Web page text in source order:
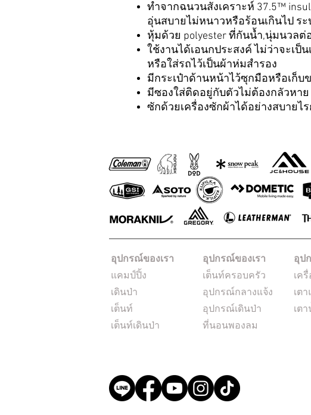
ทำจากฉนวนสังเคราะห์ 37.5™
อุ่นสบายไม่หนาวหรือร้อนเกินไป ร
หุ้มด้วย polyester ที่กันน้ำ,​นุ่มนวล
ใช้งานได้เอนกประสงค์ ไม่ว่าจะเป็
หรือใส่รถไว้เป็นผ้าห่มสำรอง
มีกระเป๋าด้านหน้าไว้ซุกมือหรือเก็บ
มีซองใส่ติดอยู่กับตัวไม่ต้องกลัวหาย
ซักด้วยเครื่องซักผ้าได้อย่างสบายไร
อุปกรณ์ของเรา
แคมป์ปิ้ง
เดินป่า
เต็นท์
เต็นท์เดินป่า
อุปกรณ์ของเรา
เต็นท์ครอบครัว
อุปกรณ์กลางแจ้ง
อุปกรณ์เดินป่า
ที่นอนพองลม
อุป
เค
เต
เต